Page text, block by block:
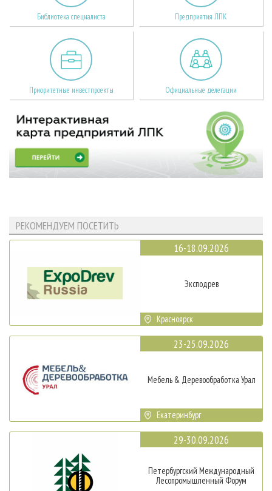
Библиотека специалиста Предприятия ЛПК
Приоритетные инвестпроекты Официальные делегации
РЕКОМЕНДУЕМ ПОСЕТИТЬ
16-18.09.2026
Эксподрев
Красноярск
23-25.09.2026
Мебель & Деревообработка Урал
Екатеринбург
29-30.09.2026
Петербургский Международный
Лесопромышленный Форум